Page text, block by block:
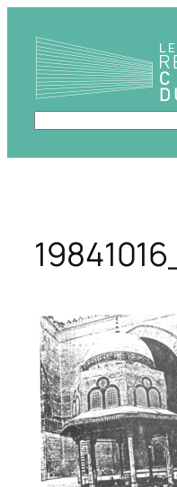
contenu
Rechercher